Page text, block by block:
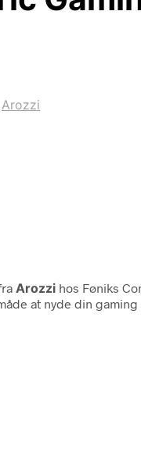
Arozzi
Arozzi hos Føniks
at nyde din